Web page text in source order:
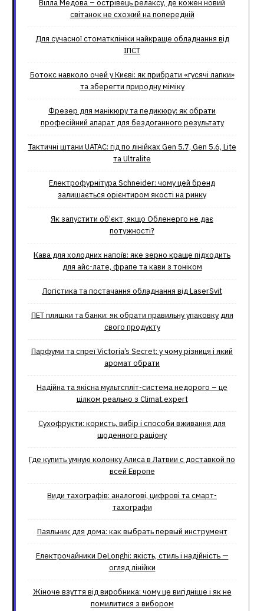
Вілла Медова – острівець релаксу, де кожен новий
світанок не схожий на попередній
Для сучасної стоматклініки найкраще обладнання від
ІПСТ
Ботокс навколо очей у Києві: як прибрати «гусячі лапки»
та зберегти природну міміку
Фрезер для манікюру та педикюру: як обрати
професійний апарат для бездоганного результату
Тактичні штани UATAC: гід по лінійках Gen 5.7, Gen 5.6, Lite
та Ultralite
Електрофурнітура Schneider: чому цей бренд
залишається орієнтиром якості на ринку
Як запустити об’єкт, якщо Обленерго не дає
потужності?
Кава для холодних напоїв: яке зерно краще підходить
для айс-лате, фрапе та кави з тоніком
Логістика та постачання обладнання від LaserSvit
ПЕТ пляшки та банки: як обрати правильну упаковку для
свого продукту
Парфуми та спреї Victoria’s Secret: у чому різниця і який
аромат обрати
Надійна та якісна мультспліт-система недорого – це
цілком реально з Climat.еxpert
Сухофрукти: користь, вибір і способи вживання для
щоденного раціону
Где купить умную колонку Алиса в Латвии с доставкой по
всей Европе
Види тахографів: аналогові, цифрові та смарт-
тахографи
Паяльник для дома: как выбрать первый инструмент
Електрочайники DeLonghi: якість, стиль і надійність —
огляд лінійки
Жіноче взуття від виробника: чому це вигідніше і як не
помилитися з вибором